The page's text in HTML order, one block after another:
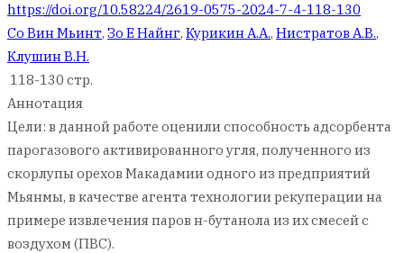
https://doi.org/10.58224/2619-0575-2024-7-4-118-130
Со Вин Мьинт, Зо Е Найнг, Курикин А.А., Нистратов А.В.,
Клушин В.Н.
118-130 стр.
Аннотация
Цели: в данной работе оценили способность адсорбента
парогазового активированного угля, полученного из
скорлупы орехов Макадамии одного из предприятий
Мьянмы, в качестве агента технологии рекуперации на
примере извлечения паров н-бутанола из их смесей с
воздухом (ПВС).